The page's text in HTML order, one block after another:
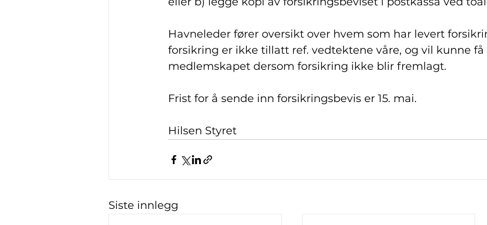
Havneleder fører oversikt over hvem som har levert
forsikring er ikke tillatt ref. vedtektene våre, og vil kunne få
medlemskapet dersom forsikring ikke blir fremlagt.
Frist for å sende inn forsikringsbevis er 15. mai.
Hilsen Styret
Siste innlegg